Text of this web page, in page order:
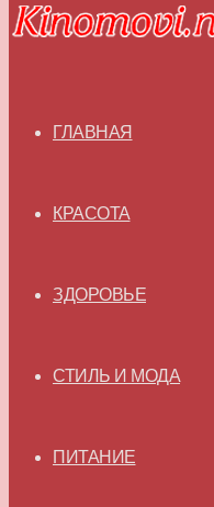
ГЛАВНАЯ
КРАСОТА
ЗДОРОВЬЕ
СТИЛЬ И МОДА
ПИТАНИЕ